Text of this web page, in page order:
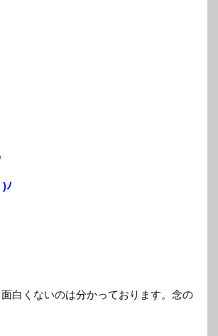
ﾉ
面白くないのは分かっております。念の